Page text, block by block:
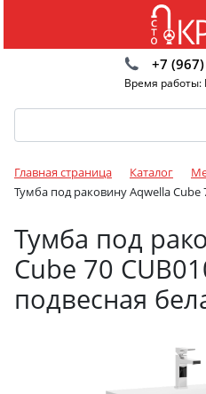
+7
Время
Главная страница Каталог
Тумба под раковину Aqwella Cube
Тумба под
Cube 70
подвесная